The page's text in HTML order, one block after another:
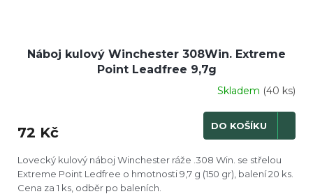
Náboj kulový Winchester 308Win. Extreme
Point Leadfree 9,7g
Skladem (40 ks)
72 Kč DO KOŠÍKU
Lovecký kulový náboj Winchester ráže .308 Win. se střelou
Extreme Point Ledfree o hmotnosti 9,7 g (150 gr), balení 20 ks.
Cena za 1 ks, odběr po baleních.